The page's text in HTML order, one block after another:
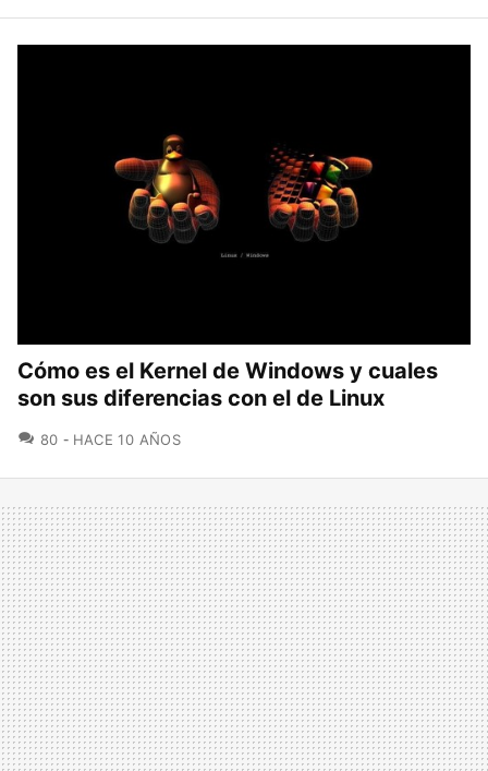
Cómo es el Kernel de Windows y cuales
son sus diferencias con el de Linux
80 COMENTARIOS
HACE 10 AÑOS